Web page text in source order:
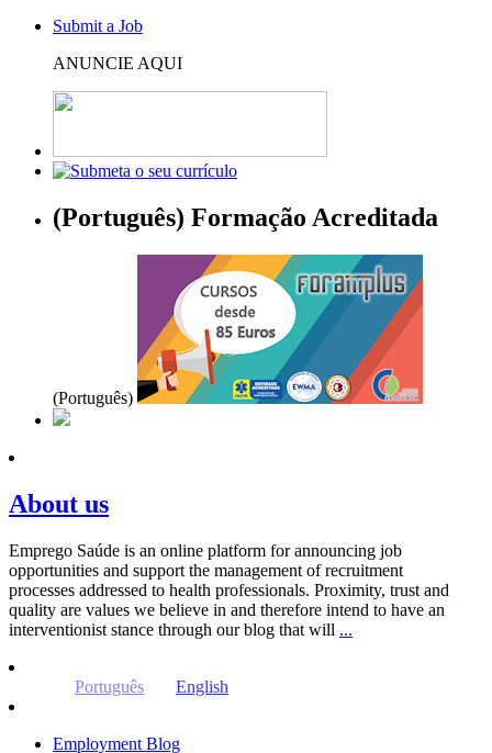
Submit a Job
ANUNCIE AQUI
(Português) Formação Acreditada
(Português)
About us
Emprego Saúde is an online platform for announcing job
opportunities and support the management of recruitment
processes addressed to health professionals. Proximity, trust and
quality are values ​​we believe in and therefore intend to have an
interventionist stance through our blog that will ...
Português English
Employment Blog